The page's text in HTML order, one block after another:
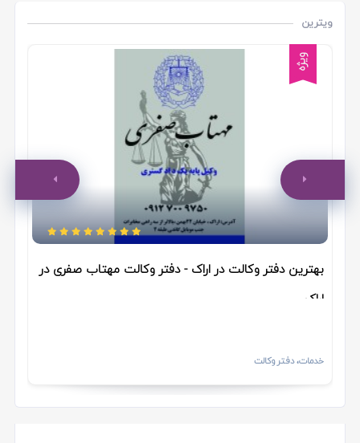
ویترین
ویژه
بهترین دفتر وکالت در اراک - دفتر وکالت مهتاب صفری در
اراک
خدمات، دفتر وکالت